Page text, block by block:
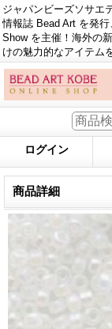
ジャパンビーズソサエ
情報誌 Bead Art を発
Show を主催！海外の
けの魅力的なアイテム
ログイン
商品詳細